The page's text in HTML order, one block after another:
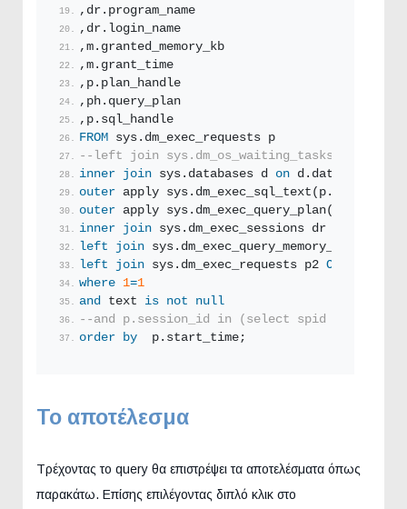
,dr.program_name
,dr.login_name
,m.granted_memory_kb
,m.grant_time
,p.plan_handle
,ph.query_plan
,p.sql_handle
FROM sys.dm_exec_requests p
--left join sys.dm_os_waiting_tasks w on
inner join sys.databases d on d.database_id
outer apply
outer apply
inner join sys.dm_exec_sessions dr
left
join sys.dm_exec_query_memory_grants m
left
join sys.dm_exec_requests p2 ON
where 1=1
and
text is not null
--and p.session_id in (select spid from
order by
  p.start_time;
Το αποτέλεσμα
Τρέχοντας το query θα επιστρέψει τα αποτελέσματα όπως
παρακάτω. Επίσης επιλέγοντας διπλό κλικ στο